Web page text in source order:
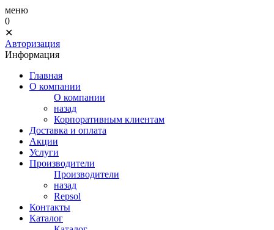
меню
0
✕
Авторизация
Информация
Главная
О компании
О компании
назад
Корпоративным клиентам
Доставка и оплата
Акции
Услуги
Производители
Производители
назад
Repsol
Контакты
Каталог